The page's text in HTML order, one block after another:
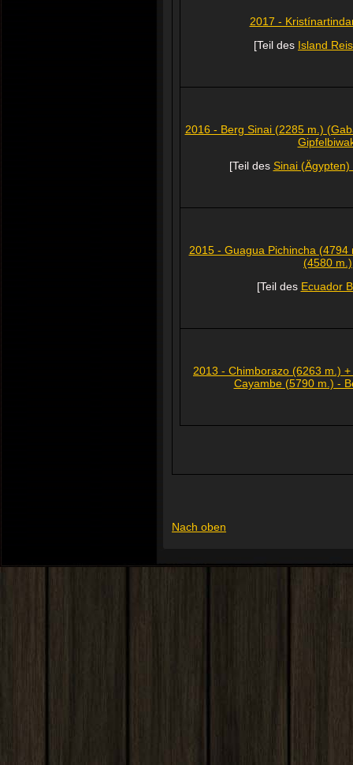
2017 -
[Teil des Island
2016 - Berg Sinai (2285 m.)
[Teil des Sinai
2015 - Guagua Pichincha (4794
(4580 m.)
[Teil des Ecuador
2013 - Chimborazo (6263 m.)
Cayambe (5790 m.) -
Nach oben